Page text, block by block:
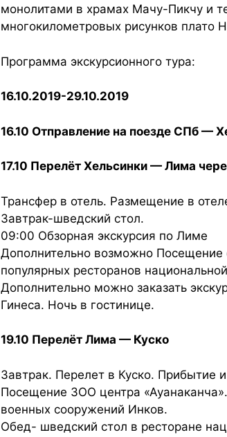
монолитами в храмах Мачу-Пикчу и
многокилометровых рисунков плато
Программа экскурсионного тура:
16.10.2019-29.10.2019
16.10 Отправление на поезде СПб —
17.10 Перелёт Хельсинки — Лима
Трансфер в отель. Размещение в
Завтрак-шведский стол.
09:00 Обзорная экскурсия по Лиме
Дополнительно возможно
популярных ресторанов
Дополнительно можно заказать
Гинеса. Ночь в гостинице.
19.10 Перелёт Лима — Куско
Завтрак. Перелет в Куско.
Посещение ЗОО центра
военных сооружений Инков.
Обед- шведский стол в ресторане